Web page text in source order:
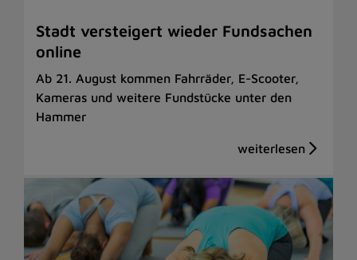
Stadt versteigert wieder Fundsachen
online
Ab 21. August kommen Fahrräder, E-Scooter,
Kameras und weitere Fundstücke unter den
Hammer